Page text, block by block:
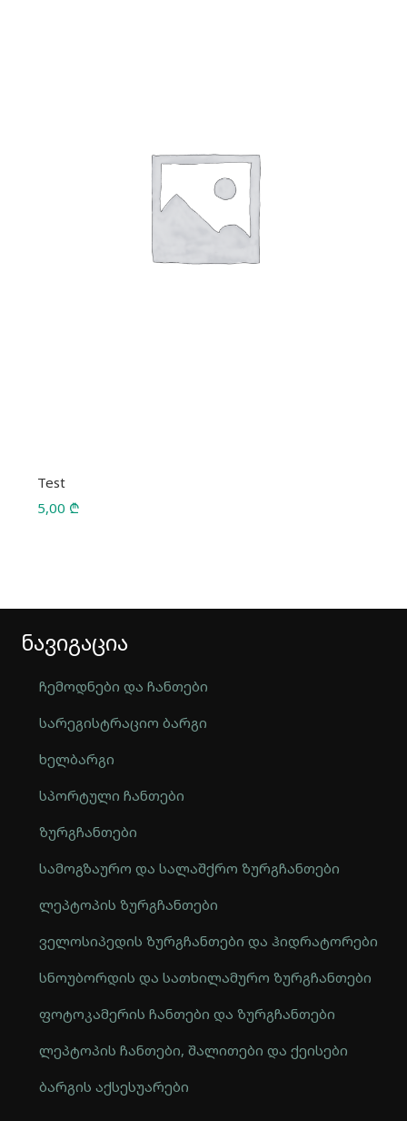
Test
5,00 ₾
ნავიგაცია
ჩემოდნები და ჩანთები
სარეგისტრაციო ბარგი
ხელბარგი
სპორტული ჩანთები
ზურგჩანთები
სამოგზაურო და სალაშქრო ზურგჩანთები
ლეპტოპის ზურგჩანთები
ველოსიპედის ზურგჩანთები და ჰიდრატორები
სნოუბორდის და სათხილამურო ზურგჩანთები
ფოტოკამერის ჩანთები და ზურგჩანთები
ლეპტოპის ჩანთები, შალითები და ქეისები
ბარგის აქსესუარები